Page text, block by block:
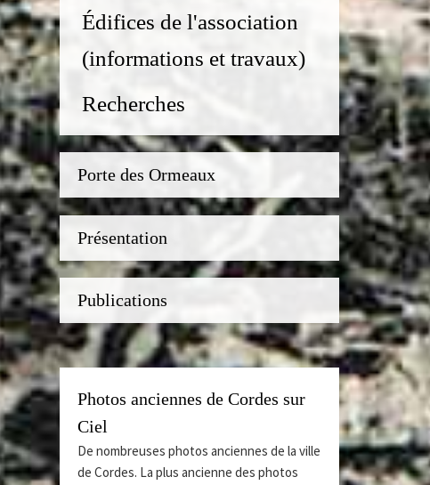
Édifices de l'association
(informations et travaux)
Recherches
Porte des Ormeaux
Présentation
Publications
Photos anciennes de Cordes sur
Ciel
De nombreuses photos anciennes de la ville
de Cordes. La plus ancienne des photos